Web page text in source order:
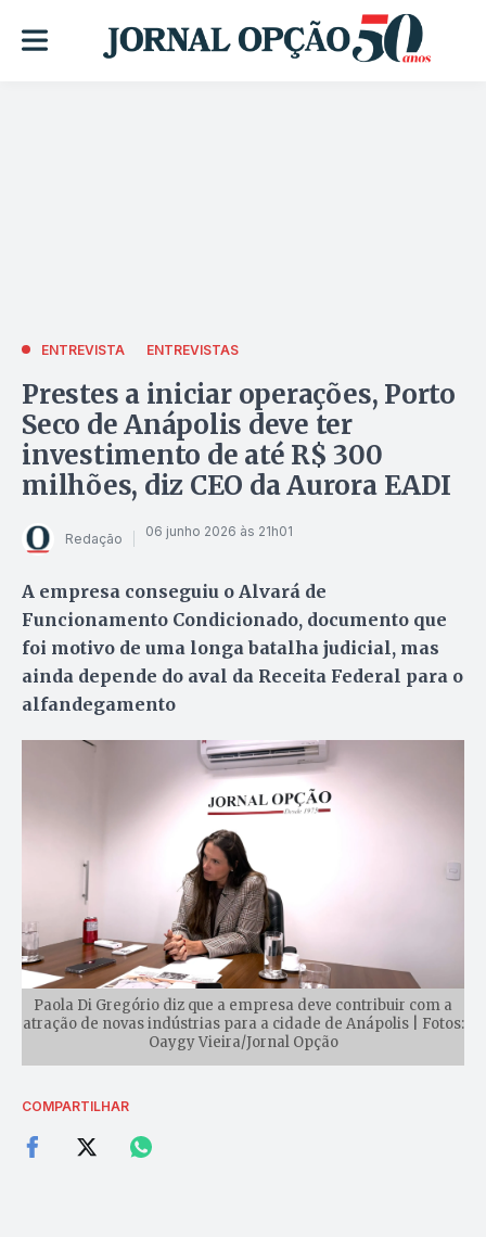
ENTREVISTA ENTREVISTAS
Prestes a iniciar operações, Porto
Seco de Anápolis deve ter
investimento de até R$ 300
milhões, diz CEO da Aurora EADI
Redação 06 junho 2026 às 21h01
A empresa conseguiu o Alvará de
Funcionamento Condicionado, documento que
foi motivo de uma longa batalha judicial, mas
ainda depende do aval da Receita Federal para o
alfandegamento
Paola Di Gregório diz que a empresa deve contribuir com a
atração de novas indústrias para a cidade de Anápolis | Fotos:
Oaygy Vieira/Jornal Opção
COMPARTILHAR